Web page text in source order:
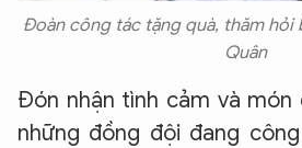
Đoàn công tác tặng quà, thăm hỏi
Quân
Đón nhận tình cảm và
những đồng đội đang